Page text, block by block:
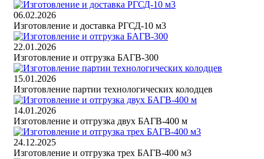
06.02.2026
Изготовление и доставка РГСД-10 м3
22.01.2026
Изготовление и отгрузка БАГВ-300
15.01.2026
Изготовление партии технологических колодцев
14.01.2026
Изготовление и отгрузка двух БАГВ-400 м
24.12.2025
Изготовление и отгрузка трех БАГВ-400 м3